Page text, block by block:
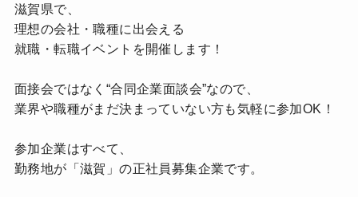
滋賀県で、
理想の会社・職種に出会える
就職・転職イベントを開催します！
面接会ではなく“合同企業面談会”なので、
業界や職種がまだ決まっていない方も気軽に参加OK！
参加企業はすべて、
勤務地が「滋賀」の正社員募集企業です。